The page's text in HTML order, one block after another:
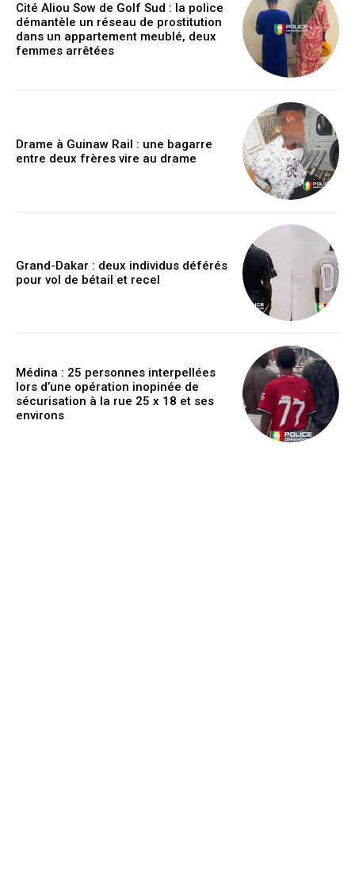
Cité Aliou Sow de Golf Sud : la police
démantèle un réseau de prostitution
dans un appartement meublé, deux
femmes arrêtées
Drame à Guinaw Rail : une bagarre
entre deux frères vire au drame
Grand-Dakar : deux individus déférés
pour vol de bétail et recel
Médina : 25 personnes interpellées
lors d’une opération inopinée de
sécurisation à la rue 25 x 18 et ses
environs